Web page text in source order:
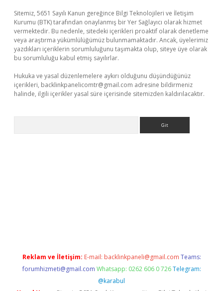
Sitemiz, 5651 Sayılı Kanun gereğince Bilgi Teknolojileri ve İletişim
Kurumu (BTK) tarafından onaylanmış bir Yer Sağlayıcı olarak hizmet
vermektedir. Bu nedenle, sitedeki içerikleri proaktif olarak denetleme
veya araştırma yükümlülüğümüz bulunmamaktadır. Ancak, üyelerimiz
yazdıkları içeriklerin sorumluluğunu taşımakta olup, siteye üye olarak
bu sorumluluğu kabul etmiş sayılırlar.
Hukuka ve yasal düzenlemelere aykırı olduğunu düşündüğünüz
içerikleri, backlinkpanelicomtr@gmail.com adresine bildirmeniz
halinde, ilgili içerikler yasal süre içerisinde sitemizden kaldırılacaktır.
Reklam ve İletişim: E-mail: backlinkpaneli@gmail.com Teams:
forumhizmeti@gmail.com Whatsapp: 0262 606 0 726 Telegram:
@karabul